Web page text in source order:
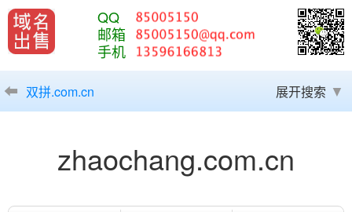
QQ
邮箱
手机
双拼.com.cn 展开搜索
zhaochang.com.cn